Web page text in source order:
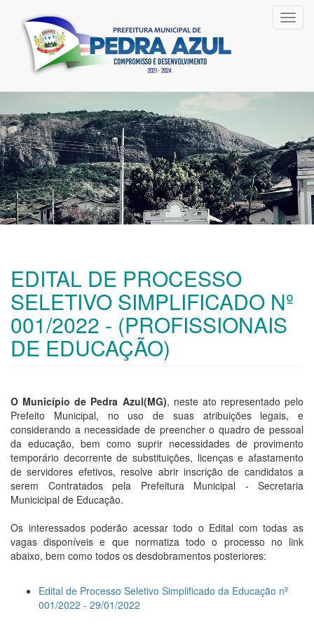
EDITAL DE PROCESSO
SELETIVO SIMPLIFICADO Nº
001/2022 - (PROFISSIONAIS
DE EDUCAÇÃO)
O Município de Pedra Azul(MG), neste ato representado pelo
Prefeito Municipal, no uso de suas atribuições legais, e
considerando a necessidade de preencher o quadro de pessoal
da educação, bem como suprir necessidades de provimento
temporário decorrente de substituições, licenças e afastamento
de servidores efetivos, resolve abrir inscrição de candidatos a
serem Contratados pela Prefeitura Municipal - Secretaria
Municicipal de Educação.
Os interessados poderão acessar todo o Edital com todas as
vagas disponíveis e que normatiza todo o processo no link
abaixo, bem como todos os desdobramentos posteriores:
Edital de Processo Seletivo Simplificado da Educação nº
001/2022 - 29/01/2022